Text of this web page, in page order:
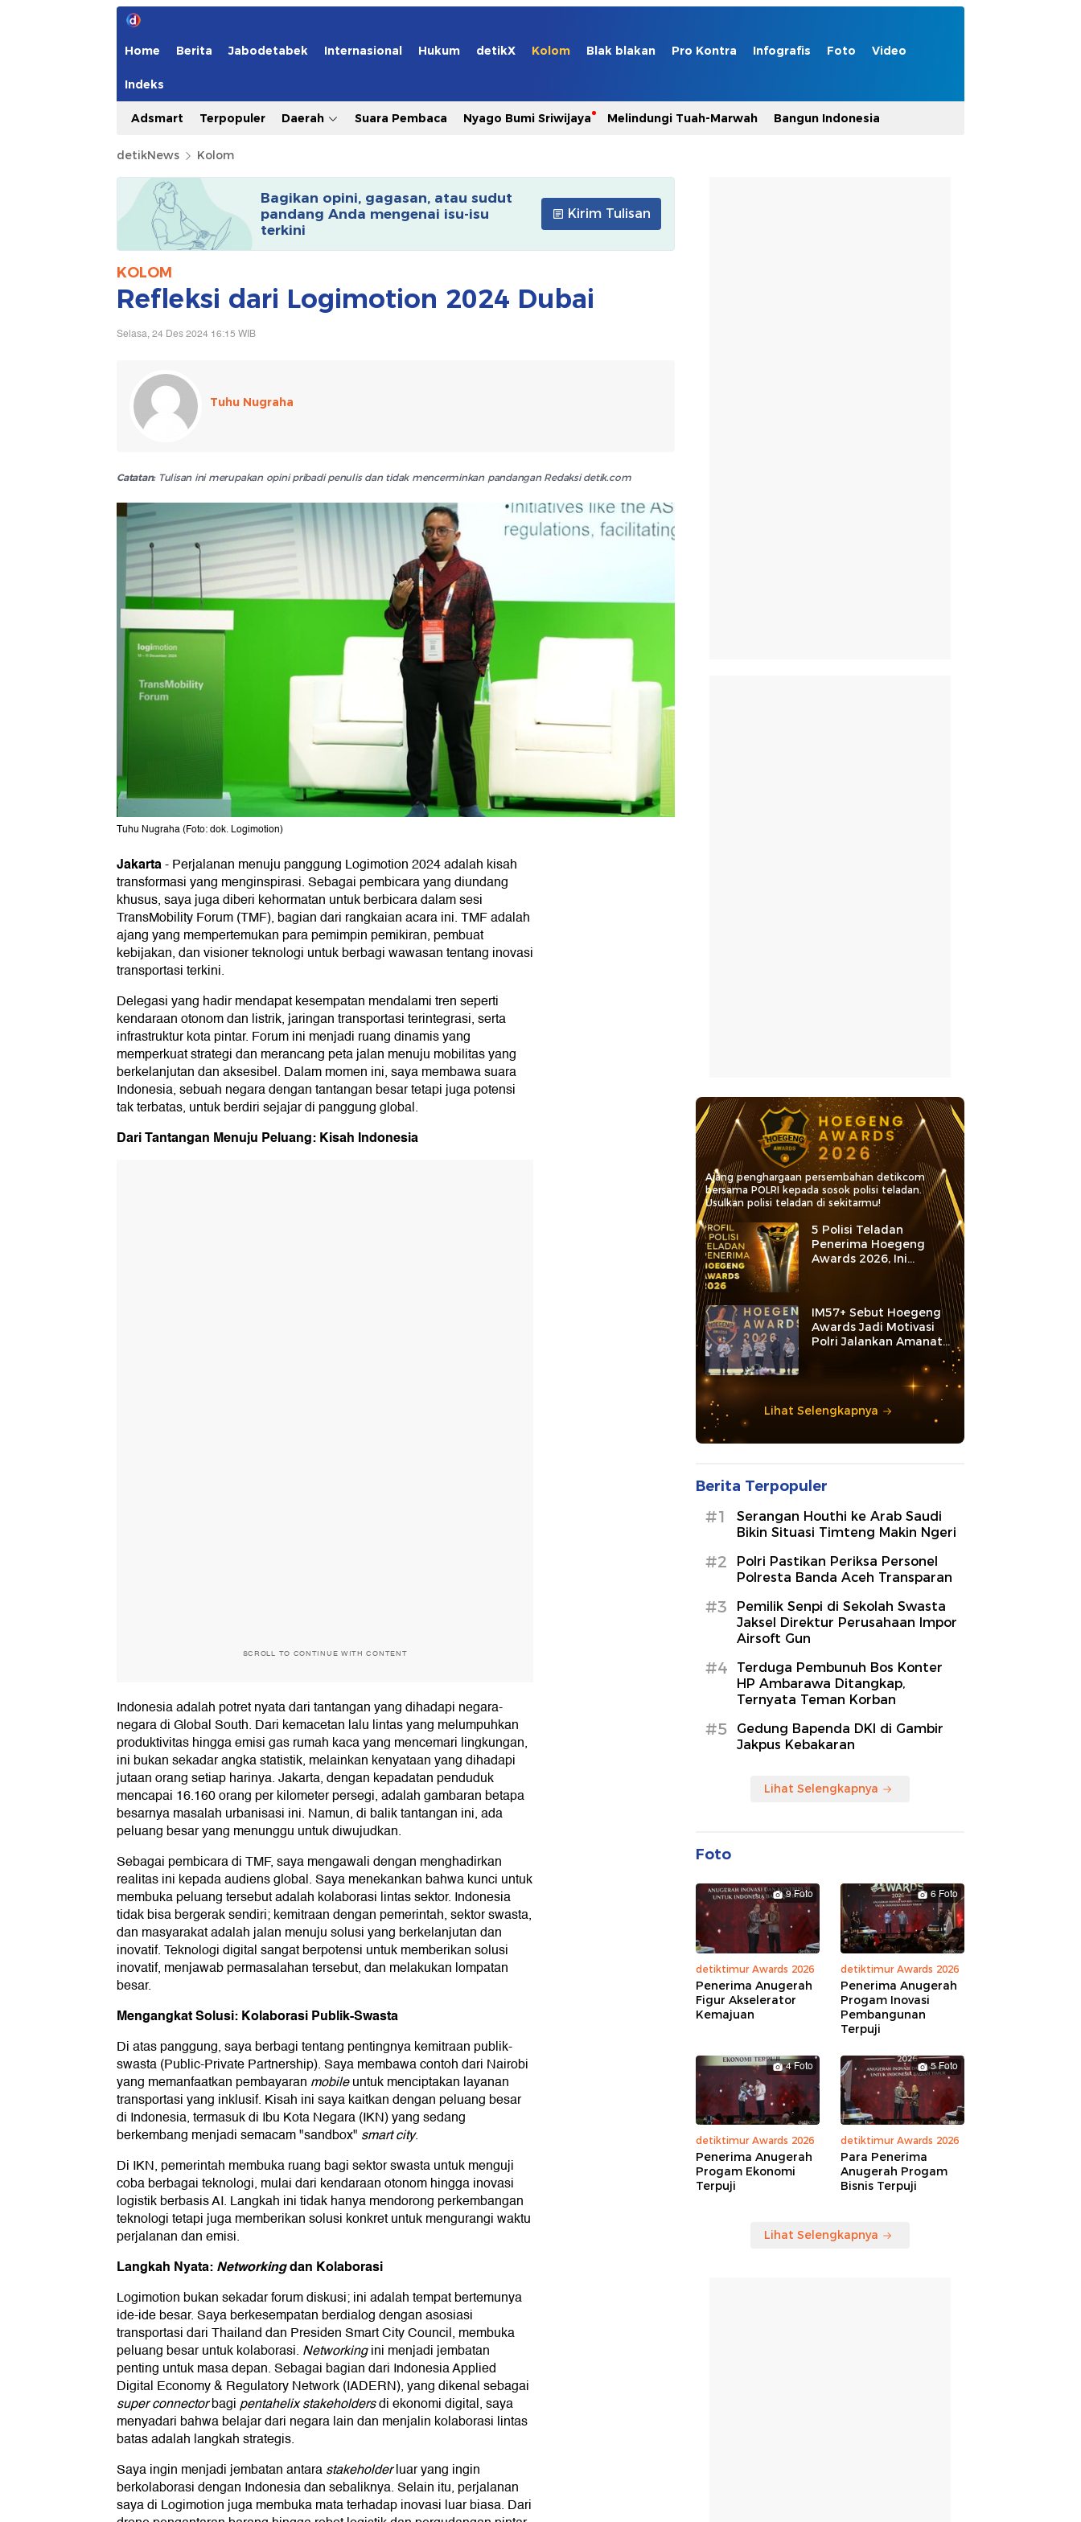
Home Berita Jabodetabek Internasional Hukum detikX Kolom Blak blakan Pro Kontra Infografis Foto Video
Indeks
Adsmart Terpopuler Daerah Suara Pembaca Nyago Bumi Sriwijaya Melindungi Tuah-Marwah Bangun Indonesia
detikNews Kolom
Bagikan opini, gagasan, atau sudut
pandang Anda mengenai isu-isu
terkini
Kirim Tulisan
KOLOM
Refleksi dari Logimotion 2024 Dubai
Selasa, 24 Des 2024 16:15 WIB
Tuhu Nugraha
Catatan:Tulisan ini merupakan opini pribadi penulis dan tidak mencerminkan pandangan Redaksi detik.com
Tuhu Nugraha (Foto: dok. Logimotion)
Jakarta-Perjalanan menuju panggung Logimotion 2024 adalah kisah
transformasi yang menginspirasi. Sebagai pembicara yang diundang
khusus, saya juga diberi kehormatan untuk berbicara dalam sesi
TransMobility Forum (TMF), bagian dari rangkaian acara ini. TMF adalah
ajang yang mempertemukan para pemimpin pemikiran, pembuat
kebijakan, dan visioner teknologi untuk berbagi wawasan tentang inovasi
transportasi terkini.
Delegasi yang hadir mendapat kesempatan mendalami tren seperti
kendaraan otonom dan listrik, jaringan transportasi terintegrasi, serta
infrastruktur kota pintar. Forum ini menjadi ruang dinamis yang
memperkuat strategi dan merancang peta jalan menuju mobilitas yang
berkelanjutan dan aksesibel. Dalam momen ini, saya membawa suara
Indonesia, sebuah negara dengan tantangan besar tetapi juga potensi
tak terbatas, untuk berdiri sejajar di panggung global.
Dari Tantangan Menuju Peluang: Kisah Indonesia
SCROLL TO CONTINUE WITH CONTENT
Indonesia adalah potret nyata dari tantangan yang dihadapi negara-
negara di Global South. Dari kemacetan lalu lintas yang melumpuhkan
produktivitas hingga emisi gas rumah kaca yang mencemari lingkungan,
ini bukan sekadar angka statistik, melainkan kenyataan yang dihadapi
jutaan orang setiap harinya. Jakarta, dengan kepadatan penduduk
mencapai 16.160 orang per kilometer persegi, adalah gambaran betapa
besarnya masalah urbanisasi ini. Namun, di balik tantangan ini, ada
peluang besar yang menunggu untuk diwujudkan.
Sebagai pembicara di TMF, saya mengawali dengan menghadirkan
realitas ini kepada audiens global. Saya menekankan bahwa kunci untuk
membuka peluang tersebut adalah kolaborasi lintas sektor. Indonesia
tidak bisa bergerak sendiri; kemitraan dengan pemerintah, sektor swasta,
dan masyarakat adalah jalan menuju solusi yang berkelanjutan dan
inovatif. Teknologi digital sangat berpotensi untuk memberikan solusi
inovatif, menjawab permasalahan tersebut, dan melakukan lompatan
besar.
Mengangkat Solusi: Kolaborasi Publik-Swasta
Di atas panggung, saya berbagi tentang pentingnya kemitraan publik-
swasta (Public-Private Partnership). Saya membawa contoh dari Nairobi
yang memanfaatkan pembayaran mobileuntuk menciptakan layanan
transportasi yang inklusif. Kisah ini saya kaitkan dengan peluang besar
di Indonesia, termasuk di Ibu Kota Negara (IKN) yang sedang
berkembang menjadi semacam "sandbox" smart city.
Di IKN, pemerintah membuka ruang bagi sektor swasta untuk menguji
coba berbagai teknologi, mulai dari kendaraan otonom hingga inovasi
logistik berbasis AI. Langkah ini tidak hanya mendorong perkembangan
teknologi tetapi juga memberikan solusi konkret untuk mengurangi waktu
perjalanan dan emisi.
Langkah Nyata:Networkingdan Kolaborasi
Logimotion bukan sekadar forum diskusi; ini adalah tempat bertemunya
ide-ide besar. Saya berkesempatan berdialog dengan asosiasi
transportasi dari Thailand dan Presiden Smart City Council, membuka
peluang besar untuk kolaborasi. Networkingini menjadi jembatan
penting untuk masa depan. Sebagai bagian dari Indonesia Applied
Digital Economy & Regulatory Network (IADERN), yang dikenal sebagai
super connectorbagipentahelix stakeholdersdi ekonomi digital, saya
menyadari bahwa belajar dari negara lain dan menjalin kolaborasi lintas
batas adalah langkah strategis.
Saya ingin menjadi jembatan antarastakeholderluar yang ingin
berkolaborasi dengan Indonesia dan sebaliknya. Selain itu, perjalanan
saya di Logimotion juga membuka mata terhadap inovasi luar biasa. Dari
Ajang penghargaan persembahan detikcom
bersama POLRI kepada sosok polisi teladan.
Usulkan polisi teladan di sekitarmu!
5 Polisi Teladan
Penerima Hoegeng
Awards 2026, Ini
Kategori dan Kiprahnya
IM57+ Sebut Hoegeng
Awards Jadi Motivasi
Polri Jalankan Amanat
Lihat Selengkapnya
Berita Terpopuler
#1
Serangan Houthi ke Arab Saudi
Bikin Situasi Timteng Makin Ngeri
#2
Polri Pastikan Periksa Personel
Polresta Banda Aceh Transparan
#3
Pemilik Senpi di Sekolah Swasta
Jaksel Direktur Perusahaan Impor
Airsoft Gun
#4
Terduga Pembunuh Bos Konter
HP Ambarawa Ditangkap,
Ternyata Teman Korban
#5
Gedung Bapenda DKI di Gambir
Jakpus Kebakaran
Lihat Selengkapnya
Foto
9 Foto
detiktimur Awards 2026
Penerima Anugerah
Figur Akselerator
Kemajuan
6 Foto
detiktimur Awards 2026
Penerima Anugerah
Progam Inovasi
Pembangunan
Terpuji
4 Foto
detiktimur Awards 2026
Penerima Anugerah
Progam Ekonomi
Terpuji
5 Foto
detiktimur Awards 2026
Para Penerima
Anugerah Progam
Bisnis Terpuji
Lihat Selengkapnya